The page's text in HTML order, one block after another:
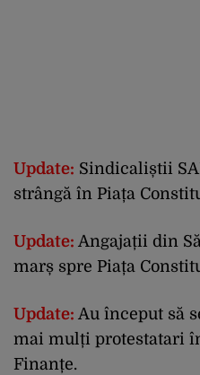
Update: Sindicaliștii
strângă în Piața
Update: Angajații din
marș spre Piața
Update: Au început să
mai mulți protestatari
Finanțe.